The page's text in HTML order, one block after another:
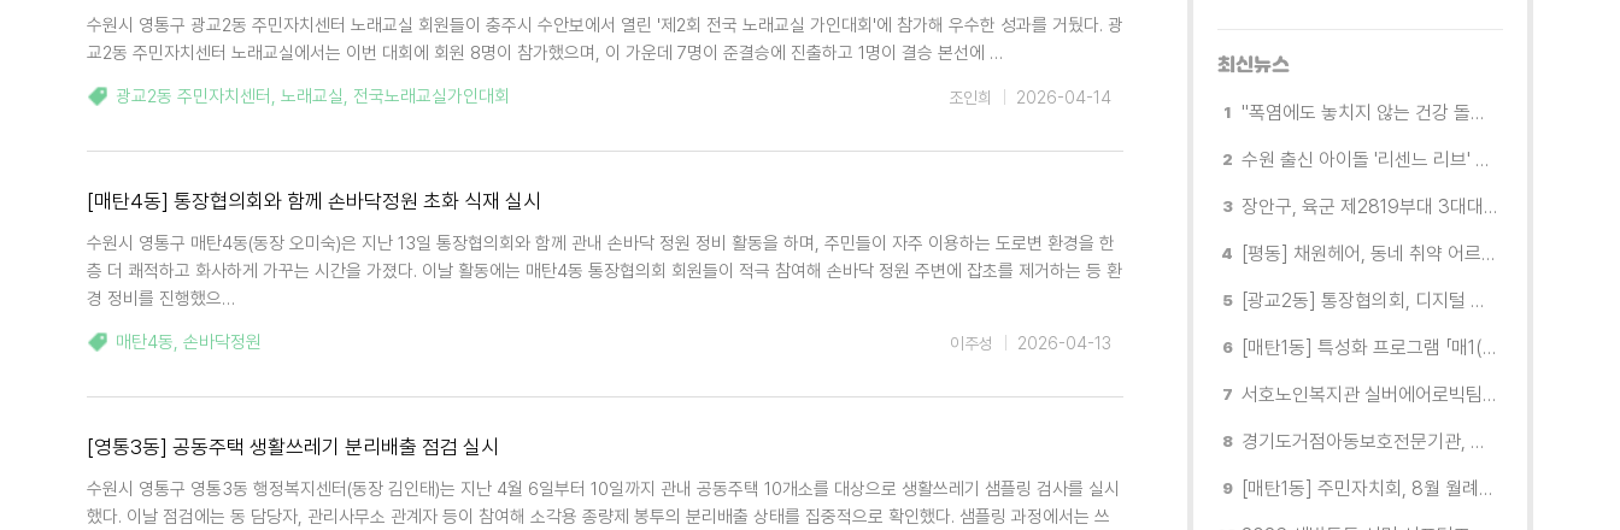
수원시 영통구 광교2동 주민자치센터 노래교실 회원들이 충주시 수안보에서 열린 '제2회 전국 노래교실 가인대회'에 참가해 우수한 성과를 거뒀다. 광
교2동 주민자치센터 노래교실에서는 이번 대회에 회원 8명이 참가했으며, 이 가운데 7명이 준결승에 진출하고 1명이 결승 본선에 …
광교2동 주민자치센터 , 노래교실, 전국노래교실가인대회 2026-04-14
조인희
[매탄4동] 통장협의회와 함께 손바닥정원 초화 식재 실시
수원시 영통구 매탄4동(동장 오미숙)은 지난 13일 통장협의회와 함께 관내 손바닥 정원 정비 활동을 하며, 주민들이 자주 이용하는 도로변 환경을 한
층 더 쾌적하고 화사하게 가꾸는 시간을 가졌다. 이날 활동에는 매탄4동 통장협의회 회원들이 적극 참여해 손바닥 정원 주변에 잡초를 제거하는 등 환
경 정비를 진행했으…
매탄4동, 손바닥정원 2026-04-13
이주성
[영통3동] 공동주택 생활쓰레기 분리배출 점검 실시
수원시 영통구 영통3동 행정복지센터(동장 김인태)는 지난 4월 6일부터 10일까지 관내 공동주택 10개소를 대상으로 생활쓰레기 샘플링 검사를 실시
했다. 이날 점검에는 동 담당자, 관리사무소 관계자 등이 참여해 소각용 종량제 봉투의 분리배출 상태를 집중적으로 확인했다. 샘플링 과정에서는 쓰
최신뉴스
"폭염에도 놓치지 않는 건강 돌봄" 팔달구보건소 취약계층 안부 살핀다
수원 출신 아이돌 '리센느 리브' 추천! 직접 따라가 본 수원 필수 코스
장안구, 육군 제2819부대 3대대로부터 감사장 받아
[평동] 채원헤어, 동네 취약 어르신을 위한 이미용서비스 무료 지원
[광교2동] 통장협의회, 디지털 교육 실시
[매탄1동] 특성화 프로그램 「매1(일) 친환경 문화학교」 개강
서호노인복지관 실버에어로빅팀, 제2회 협회장배 수원시에어로빅힙합대회 시니어부 단체전'1위'쾌거
경기도거점아동보호전문기관, 학대피해아동가정 회복 및 재학대 예방 나선다
[매탄1동] 주민자치회, 8월 월례회의 개최